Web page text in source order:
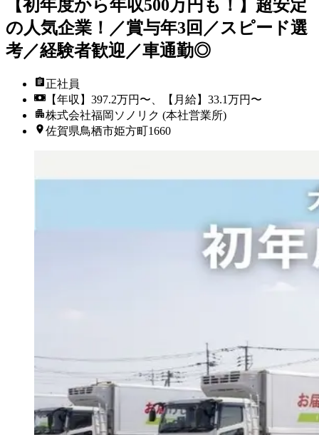
【初年度から年収500万円も！】超安定
の人気企業！／賞与年3回／スピード選
考／経験者歓迎／車通勤◎
正社員
【年収】397.2万円〜、【月給】33.1万円〜
株式会社福岡ソノリク (本社営業所)
佐賀県鳥栖市姫方町1660